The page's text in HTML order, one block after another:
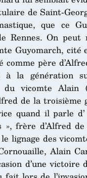
de Saint-
que ce
Rennes. On
Guyomarch, cité
comme père
à la génération
du vicomte
de la troisième
quand il parle
», frère d’Alfred
lignage des
Alain
d’une